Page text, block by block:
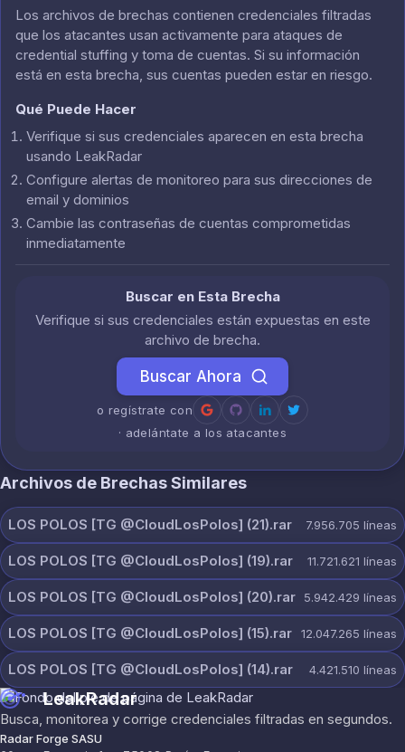
Los archivos de brechas contienen credenciales filtradas
que los atacantes usan activamente para ataques de
credential stuffing y toma de cuentas. Si su información
está en esta brecha, sus cuentas pueden estar en riesgo.
Qué Puede Hacer
Verifique si sus credenciales aparecen en esta brecha
usando LeakRadar
Configure alertas de monitoreo para sus direcciones de
email y dominios
Cambie las contraseñas de cuentas comprometidas
inmediatamente
Buscar en Esta Brecha
Verifique si sus credenciales están expuestas en este
archivo de brecha.
Buscar Ahora
o regístrate con
· adelántate a los atacantes
Archivos de Brechas Similares
LOS POLOS [TG @CloudLosPolos] (21).rar 7.956.705 líneas
LOS POLOS [TG @CloudLosPolos] (19).rar 11.721.621 líneas
LOS POLOS [TG @CloudLosPolos] (20).rar 5.942.429 líneas
LOS POLOS [TG @CloudLosPolos] (15).rar 12.047.265 líneas
LOS POLOS [TG @CloudLosPolos] (14).rar 4.421.510 líneas
LeakRadar
Busca, monitorea y corrige credenciales filtradas en segundos.
Radar Forge SASU